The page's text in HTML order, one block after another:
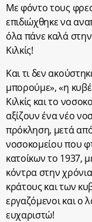
Με φόντο τους
επιδιώχθηκε να
όλα πάνε καλά
Κιλκίς!
Και τι δεν
μπορούμε», «η
Κιλκίς και το
αξίζουν ένα νέο
πρόκληση, μετά
νοσοκομείου που
κατοίκων το 1937,
κόντρα στην
κράτους και των
εργαζόμενοι και ο
ευχαριστώ!